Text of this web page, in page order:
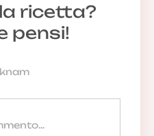
ricetta?
pensi!